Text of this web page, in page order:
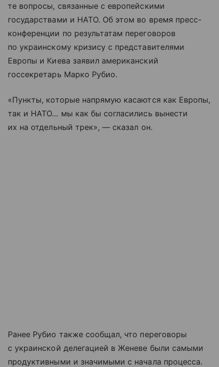
те вопросы, связанные с европейскими
государствами и НАТО. Об этом во время пресс-
конференции по результатам переговоров
по украинскому кризису с представителями
Европы и Киева заявил американский
госсекретарь Марко Рубио.
«Пункты, которые напрямую касаются как Европы,
так и НАТО… мы как бы согласились вынести
их на отдельный трек», — сказал он.
Ранее Рубио также сообщал, что переговоры
с украинской делегацией в Женеве были самыми
продуктивными и значимыми с начала процесса.